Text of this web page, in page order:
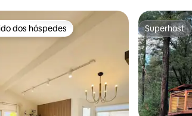
preferidos dos hóspedes
dos hóspedes Superhost
Superhost